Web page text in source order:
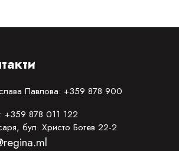
Павлова: +359 878 900
878 011 122
бул. Христо Ботев 22-2